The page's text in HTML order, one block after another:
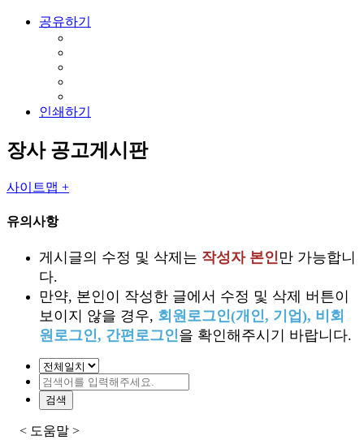
공유하기
인쇄하기
장사 공고게시판
사이트맵 +
유의사항
게시글의 수정 및 삭제는 작성자 본인 만 가능합니
다.
만약, 본인이 작성한 글에서 수정 및 삭제 버튼이
보이지 않을 경우, 회원로그인(개인, 기업), 비회
원로그인, 간편로그인을 확인해주시기 바랍니다.
검색
< 도움말 >